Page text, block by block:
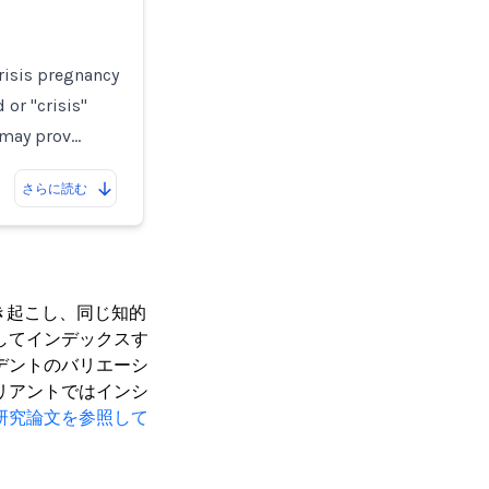
pregnancy
or "crisis"
prov…
さらに読む
起こし、同じ知的
てインデックスす
ントのバリエーシ
アントではインシ
究論文を参照して